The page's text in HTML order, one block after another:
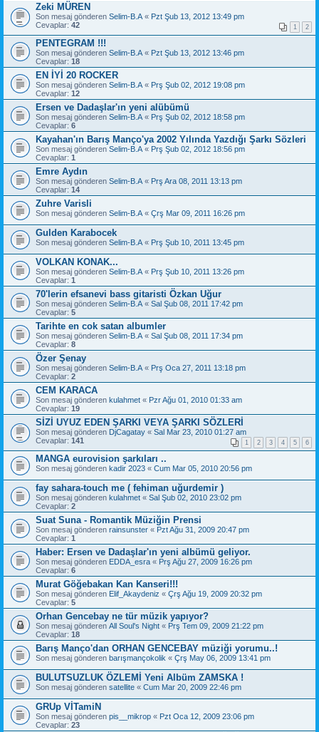
Zeki MÜREN
Son mesaj gönderen Selim-B.A « Pzt Şub 13, 2012 13:49 pm
Cevaplar: 42 1 2
PENTEGRAM !!!
Son mesaj gönderen Selim-B.A « Pzt Şub 13, 2012 13:46 pm
Cevaplar: 18
EN İYİ 20 ROCKER
Son mesaj gönderen Selim-B.A « Prş Şub 02, 2012 19:08 pm
Cevaplar: 12
Ersen ve Dadaşlar'ın yeni alübümü
Son mesaj gönderen Selim-B.A « Prş Şub 02, 2012 18:58 pm
Cevaplar: 6
Kayahan'ın Barış Manço'ya 2002 Yılında Yazdığı Şarkı Sözleri
Son mesaj gönderen Selim-B.A « Prş Şub 02, 2012 18:56 pm
Cevaplar: 1
Emre Aydın
Son mesaj gönderen Selim-B.A « Prş Ara 08, 2011 13:13 pm
Cevaplar: 14
Zuhre Varisli
Son mesaj gönderen Selim-B.A « Çrş Mar 09, 2011 16:26 pm
Gulden Karabocek
Son mesaj gönderen Selim-B.A « Prş Şub 10, 2011 13:45 pm
VOLKAN KONAK...
Son mesaj gönderen Selim-B.A « Prş Şub 10, 2011 13:26 pm
Cevaplar: 1
70'lerin efsanevi bass gitaristi Özkan Uğur
Son mesaj gönderen Selim-B.A « Sal Şub 08, 2011 17:42 pm
Cevaplar: 5
Tarihte en cok satan albumler
Son mesaj gönderen Selim-B.A « Sal Şub 08, 2011 17:34 pm
Cevaplar: 8
Özer Şenay
Son mesaj gönderen Selim-B.A « Prş Oca 27, 2011 13:18 pm
Cevaplar: 2
CEM KARACA
Son mesaj gönderen kulahmet « Pzr Ağu 01, 2010 01:33 am
Cevaplar: 19
SİZİ UYUZ EDEN ŞARKI VEYA ŞARKI SÖZLERİ
Son mesaj gönderen DjCagatay « Sal Mar 23, 2010 01:27 am
Cevaplar: 141 1 2 3 4 5 6
MANGA eurovision şarkıları ..
Son mesaj gönderen kadir 2023 « Cum Mar 05, 2010 20:56 pm
fay sahara-touch me ( fehiman uğurdemir )
Son mesaj gönderen kulahmet « Sal Şub 02, 2010 23:02 pm
Cevaplar: 2
Suat Suna - Romantik Müziğin Prensi
Son mesaj gönderen rainsunster « Pzt Ağu 31, 2009 20:47 pm
Cevaplar: 1
Haber: Ersen ve Dadaşlar'ın yeni albümü geliyor.
Son mesaj gönderen EDDA_esra « Prş Ağu 27, 2009 16:26 pm
Cevaplar: 6
Murat Göğebakan Kan Kanseri!!!
Son mesaj gönderen Elif_Akaydeniz « Çrş Ağu 19, 2009 20:32 pm
Cevaplar: 5
Orhan Gencebay ne tür müzik yapıyor?
Son mesaj gönderen All Soul's Night « Prş Tem 09, 2009 21:22 pm
Cevaplar: 18
Barış Manço'dan ORHAN GENCEBAY müziği yorumu..!
Son mesaj gönderen barışmançokolik « Çrş May 06, 2009 13:41 pm
BULUTSUZLUK ÖZLEMİ Yeni Albüm ZAMSKA !
Son mesaj gönderen satellite « Cum Mar 20, 2009 22:46 pm
GRUp VİTamiN
Son mesaj gönderen pis__mikrop « Pzt Oca 12, 2009 23:06 pm
Cevaplar: 23